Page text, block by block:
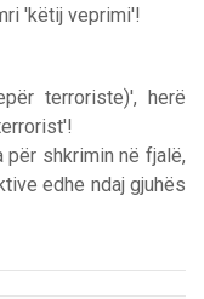
'këtij veprimi'!
terroriste)', herë
për shkrimin në fjalë,
edhe ndaj gjuhës